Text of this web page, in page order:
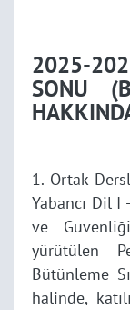
2025-
SONU
1. Ortak
Yabancı Dil I
ve
yürütülen
Bütünleme
halinde,